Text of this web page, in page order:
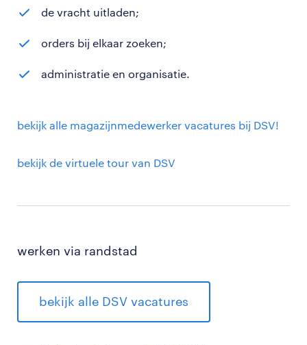
de vracht uitladen;
orders bij elkaar zoeken;
administratie en organisatie.
bekijk alle magazijnmedewerker vacatures bij DSV!
bekijk de virtuele tour van DSV
werken via randstad
bekijk alle DSV vacatures